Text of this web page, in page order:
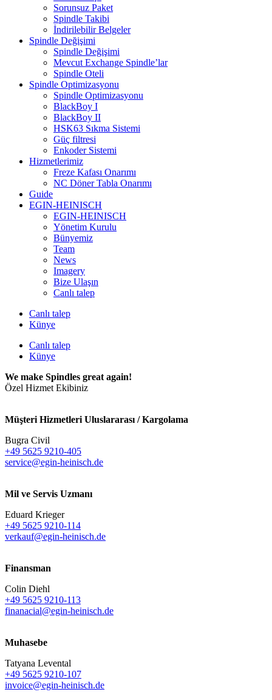
Sorunsuz Paket
Spindle Takibi
İndirilebilir Belgeler
Spindle Değişimi
Spindle Değişimi
Mevcut Exchange Spindle’lar
Spindle Oteli
Spindle Optimizasyonu
Spindle Optimizasyonu
BlackBoy I
BlackBoy II
HSK63 Sıkma Sistemi
Güç filtresi
Enkoder Sistemi
Hizmetlerimiz
Freze Kafası Onarımı
NC Döner Tabla Onarımı
Guide
EGIN-HEINISCH
EGIN-HEINISCH
Yönetim Kurulu
Bünyemiz
Team
News
Imagery
Bize Ulaşın
Canlı talep
Canlı talep
Künye
Canlı talep
Künye
We make Spindles great again!
Özel Hizmet Ekibiniz
Müşteri Hizmetleri Uluslararası / Kargolama
Bugra Civil
+49 5625 9210-405
service@egin-heinisch.de
Mil ve Servis Uzmanı
Eduard Krieger
+49 5625 9210-114
verkauf@egin-heinisch.de
Finansman
Colin Diehl
+49 5625 9210-113
finanacial@egin-heinisch.de
Muhasebe
Tatyana Levental
+49 5625 9210-107
invoice@egin-heinisch.de